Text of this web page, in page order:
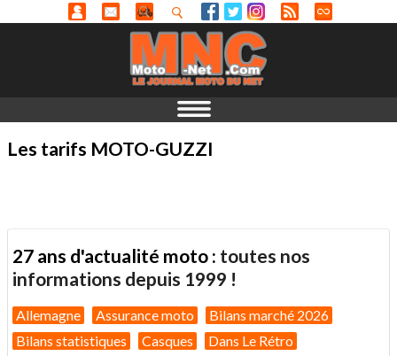
Les tarifs MOTO-GUZZI
27 ans d'actualité moto : toutes nos
informations depuis 1999 !
Allemagne Assurance moto
Bilans marché 2026
Bilans statistiques
Casques
Dans Le Rétro